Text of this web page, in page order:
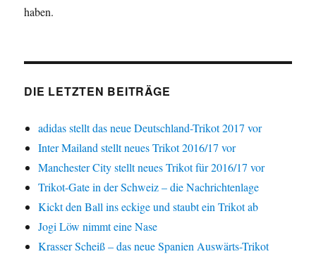
haben.
DIE LETZTEN BEITRÄGE
adidas stellt das neue Deutschland-Trikot 2017 vor
Inter Mailand stellt neues Trikot 2016/17 vor
Manchester City stellt neues Trikot für 2016/17 vor
Trikot-Gate in der Schweiz – die Nachrichtenlage
Kickt den Ball ins eckige und staubt ein Trikot ab
Jogi Löw nimmt eine Nase
Krasser Scheiß – das neue Spanien Auswärts-Trikot